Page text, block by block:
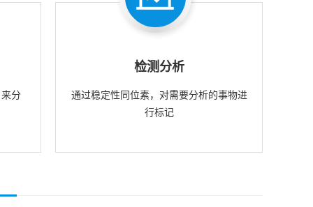
分
检测分析
通过稳定性同位素，对需要分析的事物进
行标记